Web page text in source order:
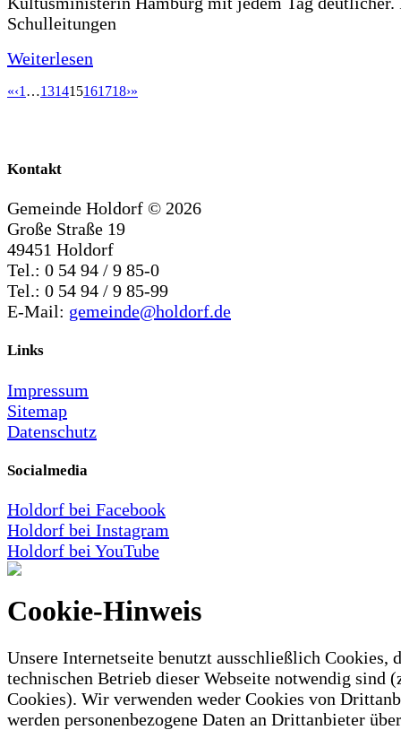
Schulleitungen
Weiterlesen
«‹1 …131415161718›»
Kontakt
Gemeinde Holdorf © 2026
Große Straße 19
49451 Holdorf
Tel.: 0 54 94 / 9 85-0
Tel.: 0 54 94 / 9 85-99
E-Mail: gemeinde@holdorf.de
Links
Impressum
Sitemap
Datenschutz
Socialmedia
Holdorf bei Facebook
Holdorf bei Instagram
Holdorf bei YouTube
Cookie-Hinweis
Unsere Internetseite benutzt ausschließlich Cookies,
technischen Betrieb dieser Webseite notwendig sind
Cookies). Wir verwenden weder Cookies von
werden personenbezogene Daten an Drittanbieter